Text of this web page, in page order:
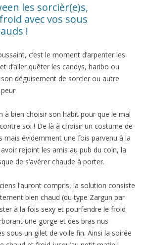
les sorcièr(e)s,
avec vos sous
!
c’est le moment d’arpenter les
d’aller quêter les candys, haribo ou
déguisement de sorcier ou autre
à bien choisir son habit pour que le mal
soi ! De là à choisir un costume de
mais évidemment une fois parvenu à la
rejoint les amis au pub du coin, la
de s’avérer chaude à porter.
l’auront compris, la solution consiste
bien chaud (du type Zargun par
à la fois sexy et pourfendre le froid
une gorge et des bras nus
sous un gilet de voile fin. Ainsi la soirée